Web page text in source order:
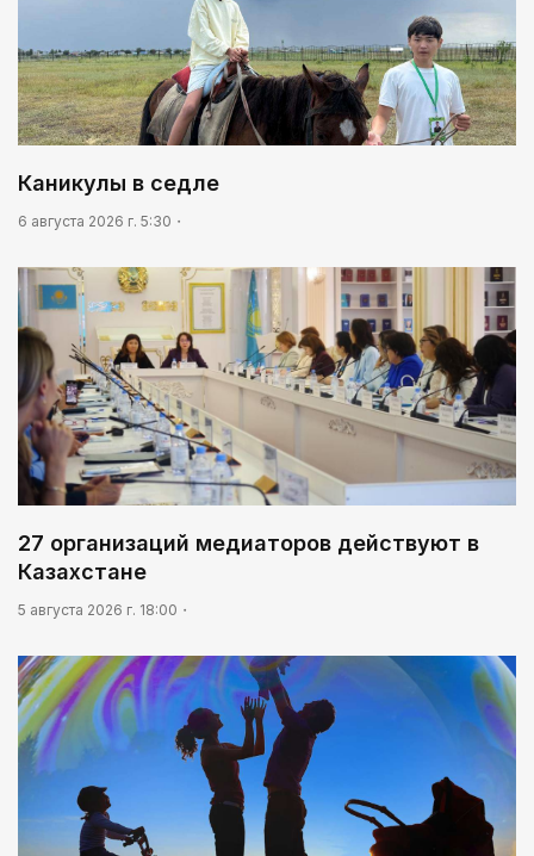
Каникулы в седле
6 августа 2026 г. 5:30
27 организаций медиаторов действуют в
Казахстане
5 августа 2026 г. 18:00